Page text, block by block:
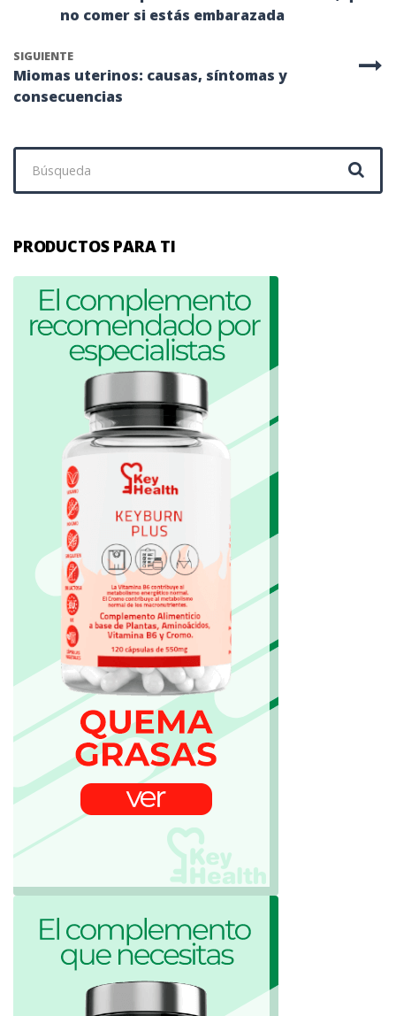
no comer si estás embarazada
SIGUIENTE
Miomas uterinos: causas, síntomas y
consecuencias
PRODUCTOS PARA TI